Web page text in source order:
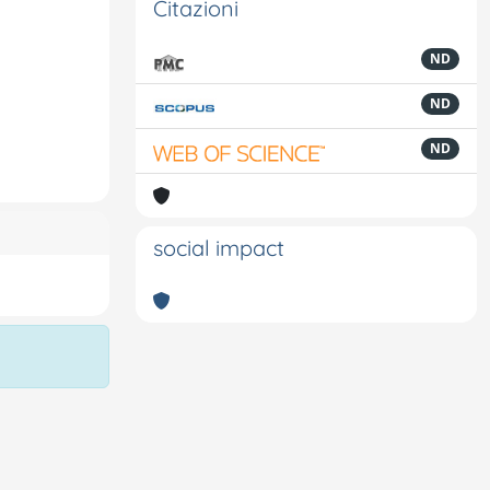
Citazioni
ND
ND
ND
social impact